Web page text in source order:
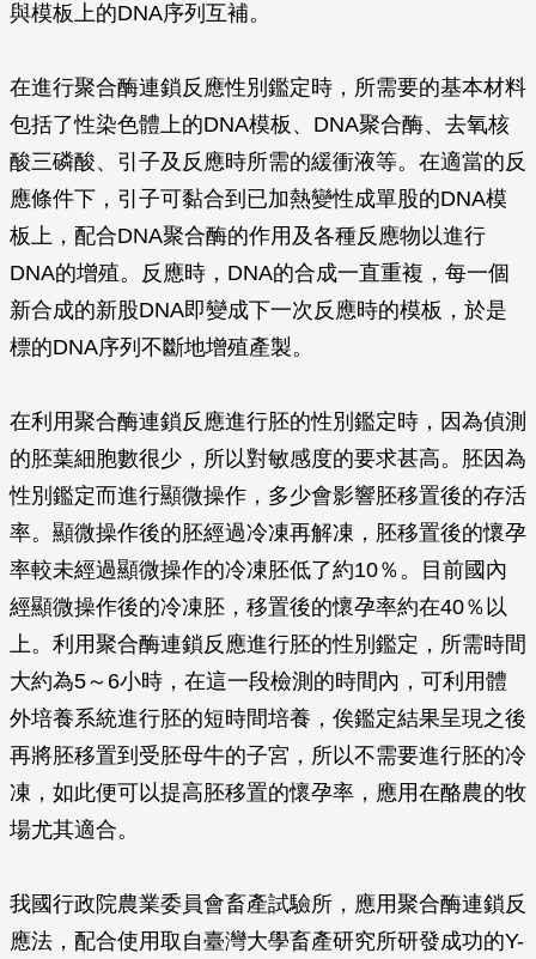
與模板上的DNA序列互補。
在進行聚合酶連鎖反應性別鑑定時，所需要的基本材料
包括了性染色體上的DNA模板、DNA聚合酶、去氧核
酸三磷酸、引子及反應時所需的緩衝液等。在適當的反
應條件下，引子可黏合到已加熱變性成單股的DNA模
板上，配合DNA聚合酶的作用及各種反應物以進行
DNA的增殖。反應時，DNA的合成一直重複，每一個
新合成的新股DNA即變成下一次反應時的模板，於是
標的DNA序列不斷地增殖產製。
在利用聚合酶連鎖反應進行胚的性別鑑定時，因為偵測
的胚葉細胞數很少，所以對敏感度的要求甚高。胚因為
性別鑑定而進行顯微操作，多少會影響胚移置後的存活
率。顯微操作後的胚經過冷凍再解凍，胚移置後的懷孕
率較未經過顯微操作的冷凍胚低了約10％。目前國內
經顯微操作後的冷凍胚，移置後的懷孕率約在40％以
上。利用聚合酶連鎖反應進行胚的性別鑑定，所需時間
大約為5～6小時，在這一段檢測的時間內，可利用體
外培養系統進行胚的短時間培養，俟鑑定結果呈現之後
再將胚移置到受胚母牛的子宮，所以不需要進行胚的冷
凍，如此便可以提高胚移置的懷孕率，應用在酪農的牧
場尤其適合。
我國行政院農業委員會畜產試驗所，應用聚合酶連鎖反
應法，配合使用取自臺灣大學畜產研究所研發成功的Y-